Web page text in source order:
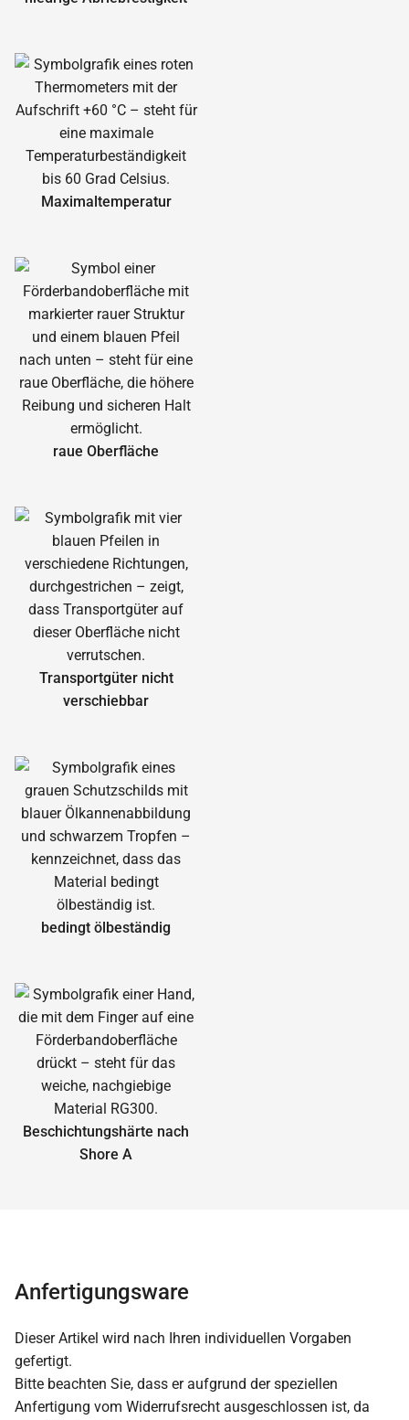
Maximal­temperatur
raue Oberfläche
Transportgüter nicht
verschiebbar
bedingt ölbeständig
Beschichtungshärte nach
Shore A
Anfertigungsware
Dieser Artikel wird nach Ihren individuellen Vorgaben
gefertigt.
Bitte beachten Sie, dass er aufgrund der speziellen
Anfertigung vom Widerrufsrecht ausgeschlossen ist, da